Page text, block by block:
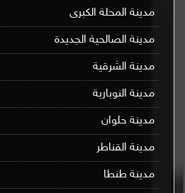
مدينة المحلة الكبرى
مدينة الصالحية الجديدة
مدينة الشرقية
مدينة النوبارية
مدينة حلوان
مدينة القناطر
مدينة طنطا